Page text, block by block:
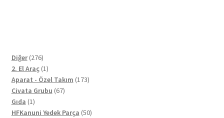
Diğer 276276
ürün
2. El Araç 11
ürün
Aparat - Özel Takım 173173
Civata Grubu 6767
Gıda 11
ürün
HFKanuni Yedek Parça 5050